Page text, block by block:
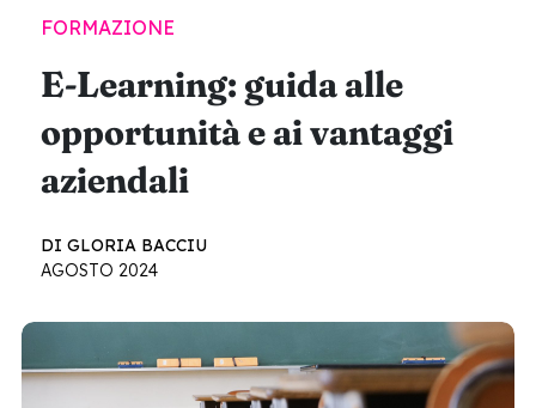
FORMAZIONE
E-Learning: guida alle
opportunità e ai vantaggi
aziendali
DI GLORIA BACCIU
AGOSTO 2024